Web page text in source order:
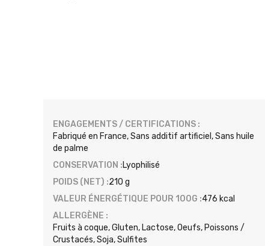
ENGAGEMENTS / CERTIFICATIONS :
Fabriqué en France, Sans additif artificiel, Sans huile
de palme
CONSERVATION :Lyophilisé
POIDS (NET) :210 g
VALEUR ÉNERGÉTIQUE POUR 100G :476 kcal
ALLERGÈNE :
Fruits à coque, Gluten, Lactose, Oeufs, Poissons /
Crustacés, Soja, Sulfites